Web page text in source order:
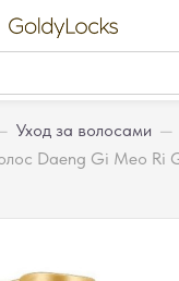
Уход за волосами —
Daeng Gi Meo Ri
Вход